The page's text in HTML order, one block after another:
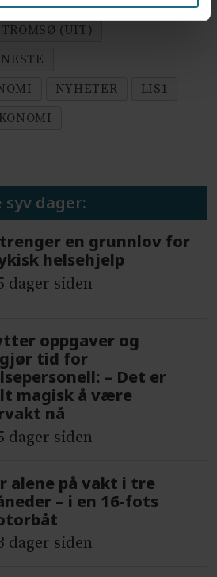
(UIT)
NYHETER
LIS1
dager:
en grunnlov for
helsehjelp
dager siden
oppgaver og
tid for
– Det er
magisk å være
nå
dager siden
alene på vakt i tre
– i en 16-fots
dager siden